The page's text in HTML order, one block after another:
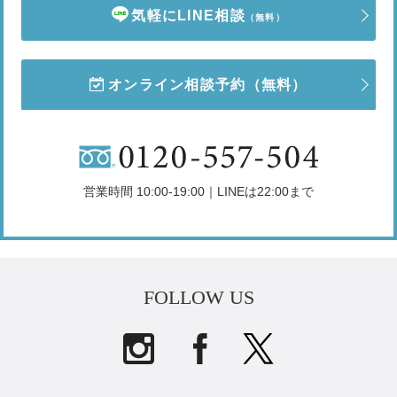
気軽にLINE相談 （無料）
オンライン相談予約 （無料）
営業時間 10:00-19:00｜LINEは22:00まで
FOLLOW US